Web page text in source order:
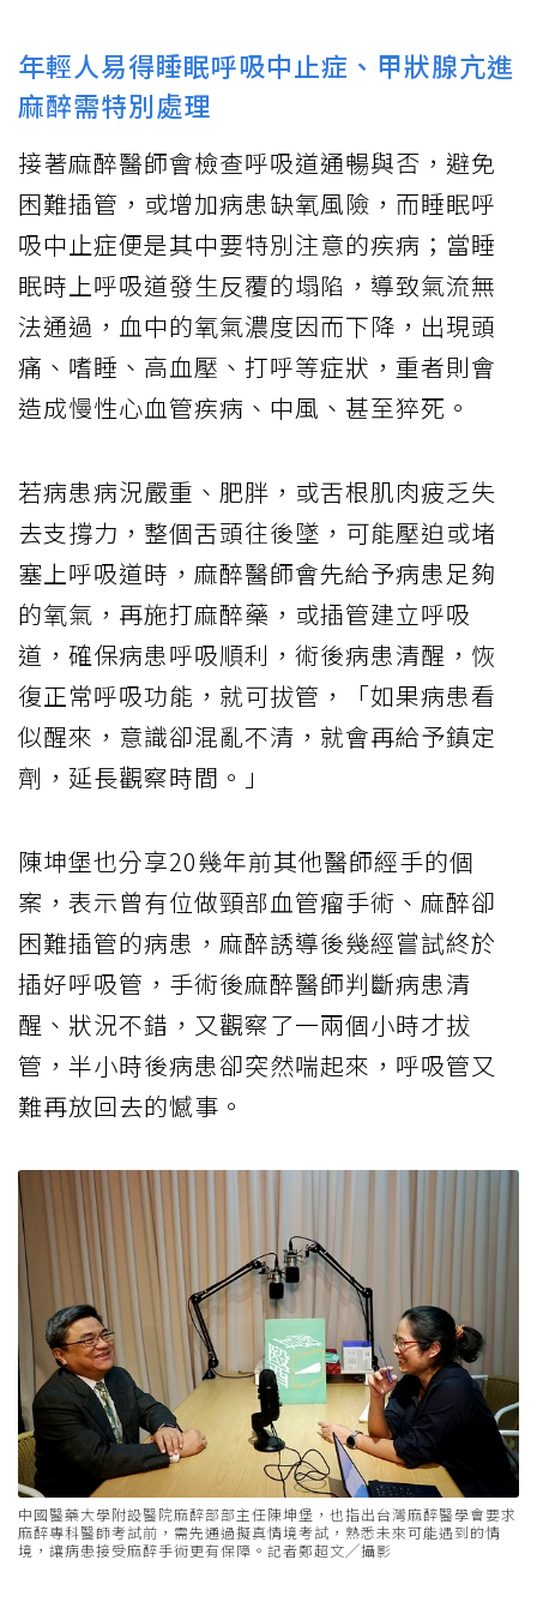
年輕人易得睡眠呼吸中止症、甲狀腺亢進
麻醉需特別處理
接著麻醉醫師會檢查呼吸道通暢與否，避免
困難插管，或增加病患缺氧風險，而睡眠呼
吸中止症便是其中要特別注意的疾病；當睡
眠時上呼吸道發生反覆的塌陷，導致氣流無
法通過，血中的氧氣濃度因而下降，出現頭
痛、嗜睡、高血壓、打呼等症狀，重者則會
造成慢性心血管疾病、中風、甚至猝死。
若病患病況嚴重、肥胖，或舌根肌肉疲乏失
去支撐力，整個舌頭往後墜，可能壓迫或堵
塞上呼吸道時，麻醉醫師會先給予病患足夠
的氧氣，再施打麻醉藥，或插管建立呼吸
道，確保病患呼吸順利，術後病患清醒，恢
復正常呼吸功能，就可拔管，「如果病患看
似醒來，意識卻混亂不清，就會再給予鎮定
劑，延長觀察時間。」
陳坤堡也分享20幾年前其他醫師經手的個
案，表示曾有位做頸部血管瘤手術、麻醉卻
困難插管的病患，麻醉誘導後幾經嘗試終於
插好呼吸管，手術後麻醉醫師判斷病患清
醒、狀況不錯，又觀察了一兩個小時才拔
管，半小時後病患卻突然喘起來，呼吸管又
難再放回去的憾事。
中國醫藥大學附設醫院麻醉部部主任陳坤堡，也指出台灣麻醉醫學會要求
麻醉專科醫師考試前，需先通過擬真情境考試，熟悉未來可能遇到的情
境，讓病患接受麻醉手術更有保障。記者鄭超文╱攝影